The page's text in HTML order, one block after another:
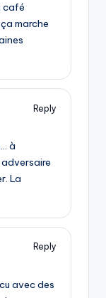
café
marche
Reply
à
La
Reply
avec des